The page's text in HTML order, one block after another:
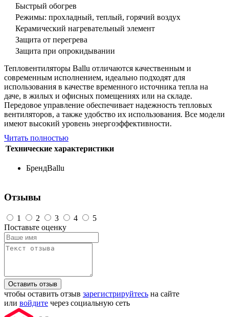
Быстрый обогрев
Режимы: прохладный, теплый, горячий воздух
Керамический нагревательный элемент
Защита от перегрева
Защита при опрокидывании
Тепловентиляторы Ballu отличаются качественным и
современным исполнением, идеально подходят для
использования в качестве временного источника тепла на
даче, в жилых и офисных помещениях или на складе.
Передовое управление обеспечивает надежность тепловых
вентиляторов, а также удобство их использования. Все модели
имеют высокий уровень энергоэффективности.
Читать полностью
Технические характеристики
БрендBallu
Отзывы
1 2 3 4
5
Поставьте оценку
Оставить отзыв
чтобы оставить отзыв зарегистрируйтесь на сайте
или войдите через социальную сеть